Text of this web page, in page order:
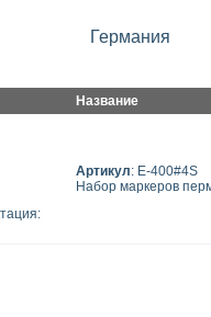
Германия
Название
Артикул: E-400#4S
Набор маркеров